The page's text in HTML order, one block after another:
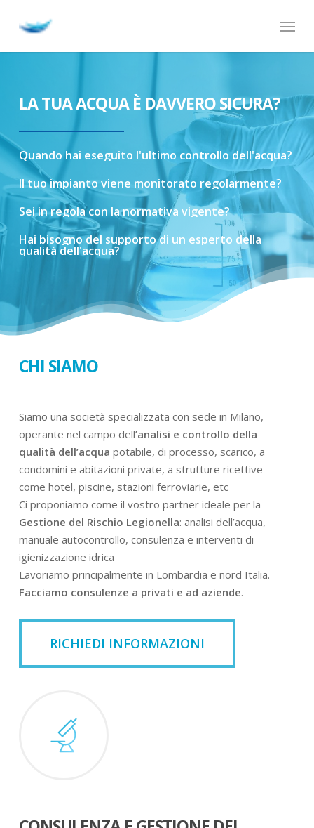
Menu
LA TUA ACQUA È DAVVERO SICURA?
Quando hai eseguito l'ultimo controllo dell'acqua?
Il tuoimpianto viene monitorato regolarmente?
Seiinregola con lanormativa vigente?
Hai bisognodel supportodi un esperto della
qualitàdell'acqua?
CHI SIAMO
Siamo una società specializzata con sede in Milano,
operante nel campo dell’analisi e controllo della
qualità dell’acqua potabile, di processo, scarico, a
condomini e abitazioni private, a strutture ricettive
come hotel, piscine, stazioni ferroviarie, etc
Ci proponiamo come il vostro partner ideale per la
Gestione del Rischio Legionella: analisi dell’acqua,
manuale autocontrollo, consulenza e interventi di
igienizzazione idrica
Lavoriamo principalmente in Lombardia e nord Italia.
Facciamo consulenze a privati e ad aziende.
RICHIEDI INFORMAZIONI